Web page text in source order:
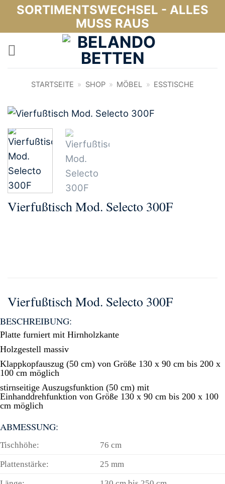
Zum
springen
SORTIMENTSWECHSEL - ALLES
MUSS RAUS
STARTSEITE » SHOP » MÖBEL » ESSTISCHE
Vierfußtisch Mod. Selecto 300F
Vierfußtisch Mod. Selecto 300F
BESCHREIBUNG:
Platte furniert mit Hirnholzkante
Holzgestell massiv
Klappkopfauszug (50 cm) von Größe 130 x 90 cm bis 200 x
100 cm möglich
stirnseitige Auszugsfunktion (50 cm) mit
Einhanddrehfunktion von Größe 130 x 90 cm bis 200 x 100
cm möglich
ABMESSUNG:
Tischhöhe:
76 cm
Plattenstärke:
25 mm